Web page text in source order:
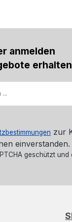
anmelden
erhalten
zur
einverstanden.
geschützt und